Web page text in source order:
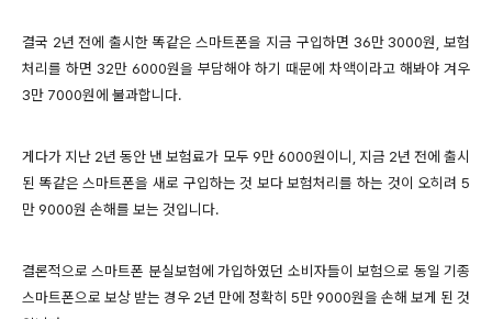
결국 2년 전에 출시한 똑같은 스마트폰을 지금 구입하면 36만 3000원, 보험
처리를 하면 32만 6000원을 부담해야 하기 때문에 차액이라고 해봐야 겨우
3만 7000원에 불과합니다.
게다가 지난 2년 동안 낸 보험료가 모두 9만 6000원이니, 지금 2년 전에 출시
된 똑같은 스마트폰을 새로 구입하는 것 보다 보험처리를 하는 것이 오히려 5
만 9000원 손해를 보는 것입니다.
결론적으로 스마트폰 분실보험에 가입하였던 소비자들이 보험으로 동일 기종
스마트폰으로 보상 받는 경우 2년 만에 정확히 5만 9000원을 손해 보게 된 것